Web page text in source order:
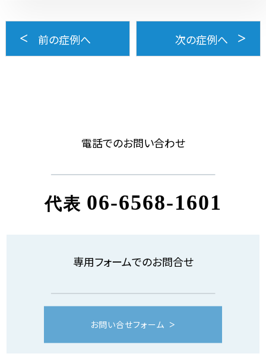
前の症例へ 次の症例へ
電話でのお問い合わせ
代表 06-6568-1601
専用フォームでのお問合せ
お問い合せフォーム